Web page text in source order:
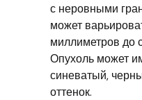
с неровными
может
миллиметров до
Опухоль может
синеватый,
оттенок.